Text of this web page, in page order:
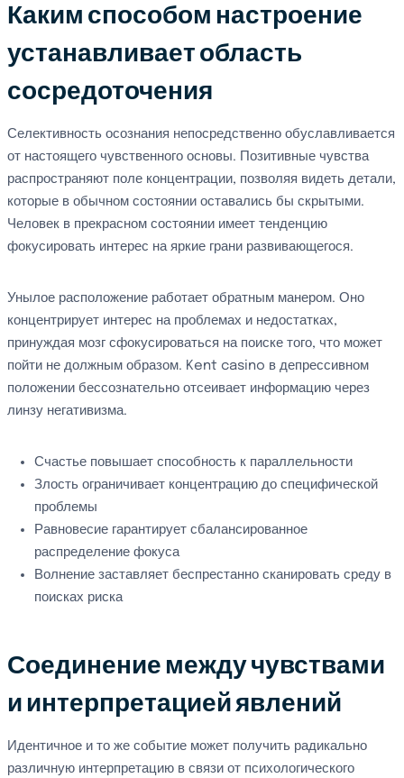
Каким способом настроение
устанавливает область
сосредоточения
Селективность осознания непосредственно обуславливается
от настоящего чувственного основы. Позитивные чувства
распространяют поле концентрации, позволяя видеть детали,
которые в обычном состоянии оставались бы скрытыми.
Человек в прекрасном состоянии имеет тенденцию
фокусировать интерес на яркие грани развивающегося.
Унылое расположение работает обратным манером. Оно
концентрирует интерес на проблемах и недостатках,
принуждая мозг сфокусироваться на поиске того, что может
пойти не должным образом. Kent casino в депрессивном
положении бессознательно отсеивает информацию через
линзу негативизма.
Счастье повышает способность к параллельности
Злость ограничивает концентрацию до специфической
проблемы
Равновесие гарантирует сбалансированное
распределение фокуса
Волнение заставляет беспрестанно сканировать среду в
поисках риска
Соединение между чувствами
и интерпретацией явлений
Идентичное и то же событие может получить радикально
различную интерпретацию в связи от психологического